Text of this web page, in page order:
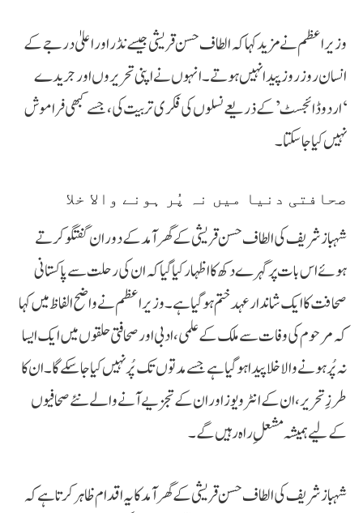
وزیراعظم نے مزید کہا کہ الطاف حسن قریشی جیسے نڈر اور اعلیٰ درجے کے
انسان روز روز پیدا نہیں ہوتے۔ انہوں نے اپنی تحریروں اور جریدے
‘اردو ڈائجسٹ’ کے ذریعے نسلوں کی فکری تربیت کی، جسے کبھی فراموش
نہیں کیا جا سکتا۔
صحافتی دنیا میں نہ پُر ہونے والا خلا
شہباز شریف کی الطاف حسن قریشی کے گھر آمد کے دوران گفتگو کرتے
ہوئے اس بات پر گہرے دکھ کا اظہار کیا گیا کہ ان کی رحلت سے پاکستانی
صحافت کا ایک شاندار عہد ختم ہو گیا ہے۔ وزیراعظم نے واضح الفاظ میں کہا
کہ مرحوم کی وفات سے ملک کے علمی، ادبی اور صحافتی حلقوں میں ایک ایسا
نہ پُر ہونے والا خلا پیدا ہو گیا ہے جسے مدتوں تک پُر نہیں کیا جا سکے گا۔ ان کا
طرزِ تحریر، ان کے انٹرویوز اور ان کے تجزیے آنے والے نئے صحافیوں
کے لیے ہمیشہ مشعلِ راہ رہیں گے۔
شہباز شریف کی الطاف حسن قریشی کے گھر آمد کا یہ اقدام ظاہر کرتا ہے کہ